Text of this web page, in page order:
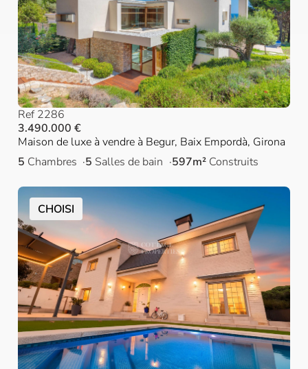
Ref 2286
3.490.000 €
Maison de luxe à vendre à Begur, Baix Empordà, Girona
5 Chambres 5 Salles de bain 597m² Construits
CHOISI